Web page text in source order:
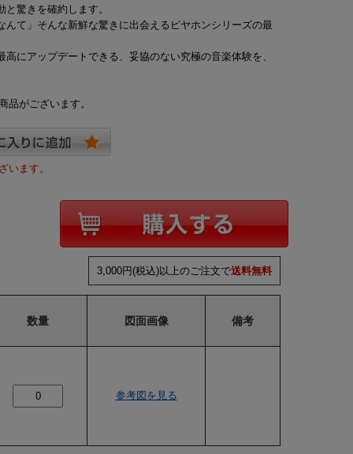
驚きを確約します。
て」そんな新鮮な驚きに出会えるピヤホンシリーズの最
にアップデートできる、妥協のない究極の音楽体験を、
品がございます。
います。
3,000円(税込)以上のご注文で送料無料
数量 図面画像 備考
参考図を見る